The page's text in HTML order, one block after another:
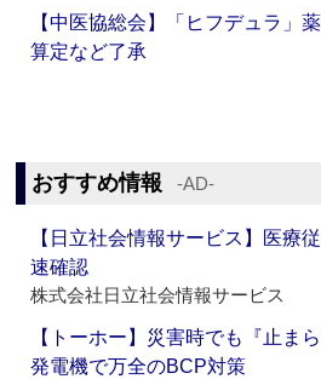
【中医協総会】「ヒフデュラ」
算定など了承
おすすめ情報 ‐AD‐
【日立社会情報サービス】医療
速確認
株式会社日立社会情報サービス
【トーホー】災害時でも『止ま
発電機で万全のBCP対策